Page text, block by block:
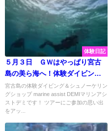
体験日記
５月３日 ＧＷはやっぱり宮古
島の美ら海へ！体験ダイビング
で最高の思い出作り♡
宮古島の体験ダイビング＆シュノーケリン
グショップ marine assist DEMIマリンアシ
ストデミです！ ツアーにご参加の思い出
をアッ...